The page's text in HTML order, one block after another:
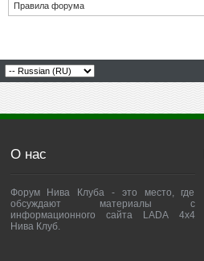
Правила форума
О нас
Форум Нива Клуба - это место, где
обсуждают материалы с
информационного сайта LADA 4x4
Нива Клуб.